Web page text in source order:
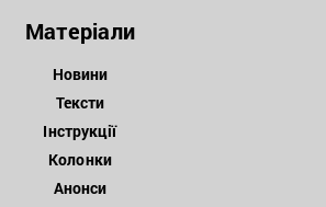
Матеріали
Новини
Тексти
Інструкції
Колонки
Анонси